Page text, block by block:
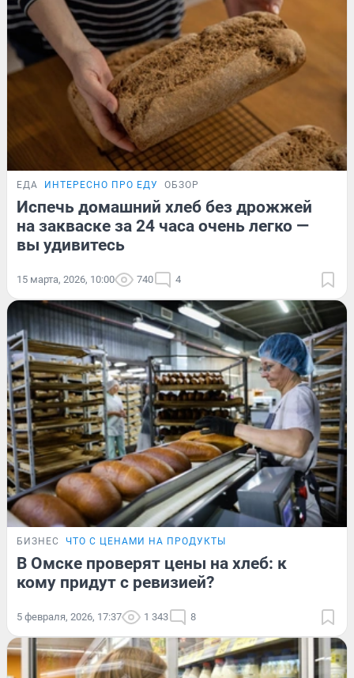
ЕДА ИНТЕРЕСНО ПРО ЕДУ ОБЗОР
Испечь домашний хлеб без дрожжей
на закваске за 24 часа очень легко —
вы удивитесь
15 марта, 2026, 10:00 740 4
БИЗНЕС ЧТО С ЦЕНАМИ НА ПРОДУКТЫ
В Омске проверят цены на хлеб: к
кому придут с ревизией?
5 февраля, 2026, 17:37 1 343 8